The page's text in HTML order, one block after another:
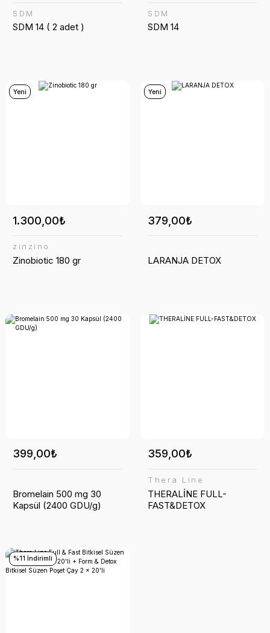
SDM
SDM 14 ( 2 adet )
SDM
SDM 14
Yeni
1.300,00₺
zinzino
Zinobiotic 180 gr
Yeni
379,00₺
LARANJA DETOX
399,00₺
Bromelain 500 mg 30
Kapsül (2400 GDU/g)
359,00₺
Thera Line
THERALİNE FULL-
FAST&DETOX
%11 İndirimli